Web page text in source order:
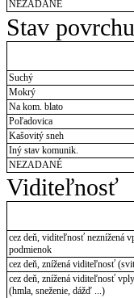
NEZADANÉ
Stav
Suchý
Mokrý
Na kom. blato
Poľadovica
Kašovitý sneh
Iný stav komunik.
NEZADANÉ
Viditeľnosť
cez deň, viditeľnosť neznížená
podmienok
cez deň, znížená viditeľnosť
cez deň, znížená viditeľnosť
(hmla, sneženie, dážď ...)